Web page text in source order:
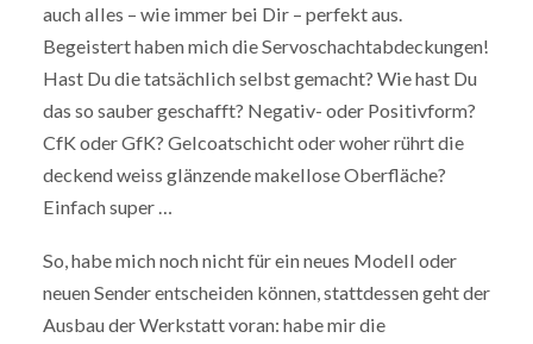
auch alles – wie immer bei Dir – perfekt aus.
Begeistert haben mich die Servoschachtabdeckungen!
Hast Du die tatsächlich selbst gemacht? Wie hast Du
das so sauber geschafft? Negativ- oder Positivform?
CfK oder GfK? Gelcoatschicht oder woher rührt die
deckend weiss glänzende makellose Oberfläche?
Einfach super …
So, habe mich noch nicht für ein neues Modell oder
neuen Sender entscheiden können, stattdessen geht der
Ausbau der Werkstatt voran: habe mir die